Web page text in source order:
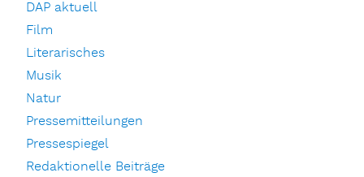
DAP aktuell
Film
Literarisches
Musik
Natur
Pressemitteilungen
Pressespiegel
Redaktionelle Beiträge